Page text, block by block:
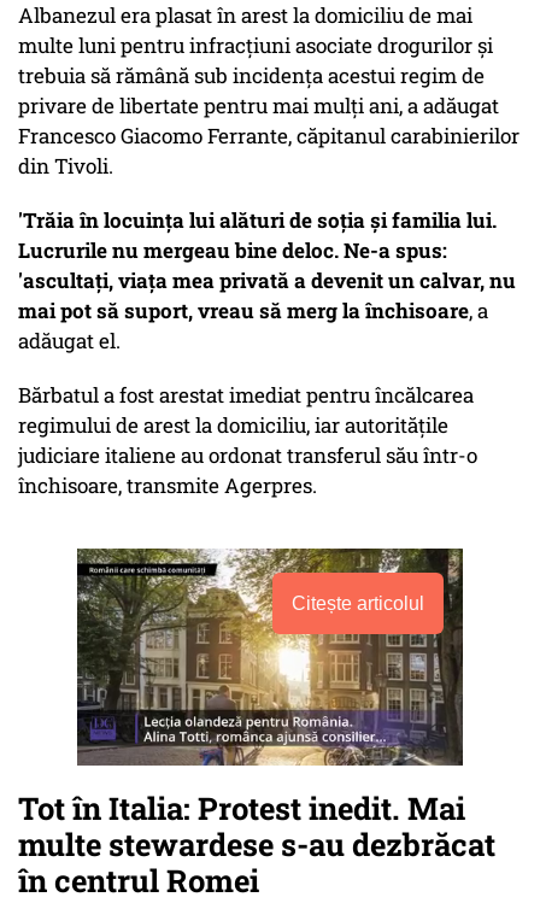
Albanezul era plasat în arest la domiciliu de mai
multe luni pentru infracţiuni asociate drogurilor şi
trebuia să rămână sub incidenţa acestui regim de
privare de libertate pentru mai mulţi ani, a adăugat
Francesco Giacomo Ferrante, căpitanul carabinierilor
din Tivoli.
'Trăia în locuinţa lui alături de soţia şi familia lui.
Lucrurile nu mergeau bine deloc. Ne-a spus:
'ascultaţi, viaţa mea privată a devenit un calvar, nu
mai pot să suport, vreau să merg la închisoare, a
adăugat el.
Bărbatul a fost arestat imediat pentru încălcarea
regimului de arest la domiciliu, iar autorităţile
judiciare italiene au ordonat transferul său într-o
închisoare, transmite Agerpres.
Citește articolul
Tot în Italia: Protest inedit. Mai
multe stewardese s-au dezbrăcat
în centrul Romei